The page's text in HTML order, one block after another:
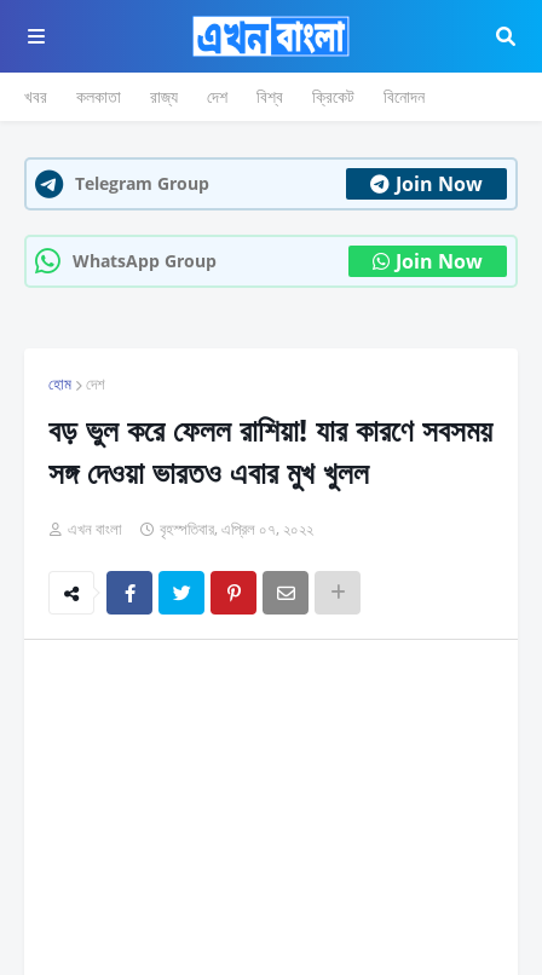
খবর কলকাতা রাজ্য দেশ বিশ্ব ক্রিকেট বিনোদন
Telegram Group Join Now
WhatsApp Group Join Now
হোম দেশ
বড় ভুল করে ফেলল রাশিয়া! যার কারণে সবসময়
সঙ্গ দেওয়া ভারতও এবার মুখ খুলল
এখন বাংলা বৃহস্পতিবার, এপ্রিল ০৭, ২০২২